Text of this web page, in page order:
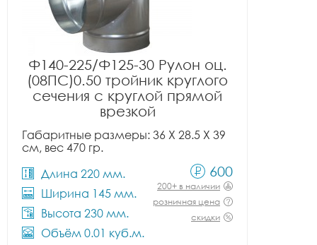
Ф140-225/Ф125-30 Рулон оц.
(08ПС)0.50 тройник круглого
сечения с круглой прямой
врезкой
Габаритные размеры: 36 X 28.5 X 39
см, вес 470 гр.
Длина 220 мм.
Ширина 145 мм.
Высота 230 мм.
Объём 0.01 куб.м.
600
200+ в наличии
розничная цена
скидки